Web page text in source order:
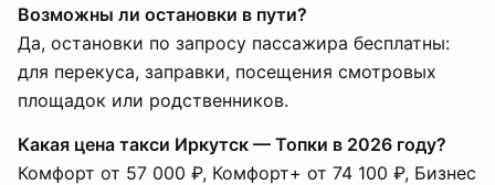
Возможны ли остановки в пути?
Да, остановки по запросу пассажира бесплатны:
для перекуса, заправки, посещения смотровых
площадок или родственников.
Какая цена такси Иркутск — Топки в 2026 году?
Комфорт от 57 000 ₽, Комфорт+ от 74 100 ₽, Бизнес